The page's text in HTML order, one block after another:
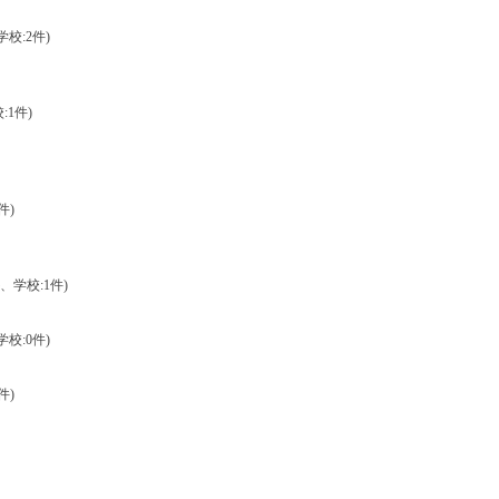
校:2件)
:1件)
)
学校:1件)
校:0件)
)